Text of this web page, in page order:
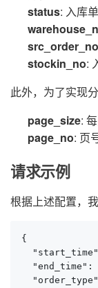
status: 入库
src_order_no
stockin_no:
此外，为了实现
page_size:
page_no: 页
请求示例
根据上述配置，
{
"end_time":